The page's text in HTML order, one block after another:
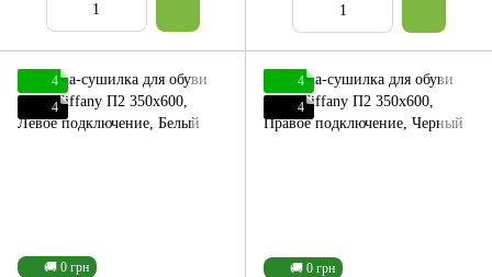
🚚 0 грн
4
4
🚚 0 грн
4
4